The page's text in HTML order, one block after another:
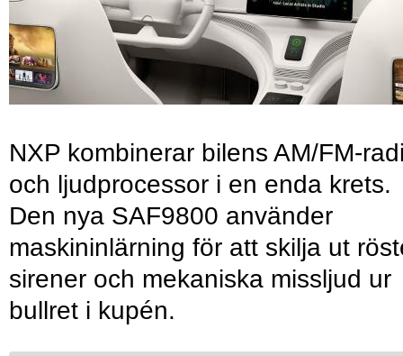
NXP kombinerar bilens AM/FM-
och ljudprocessor i en enda krets.
Den nya SAF9800 använder
maskininlärning för att skilja ut
sirener och mekaniska missljud ur
bullret i kupén.